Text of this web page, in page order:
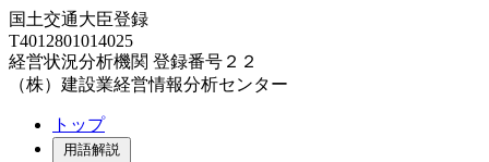
国土交通大臣登録
T4012801014025
経営状況分析機関 登録番号２２
（株）建設業経営情報分析センター
トップ
用語解説